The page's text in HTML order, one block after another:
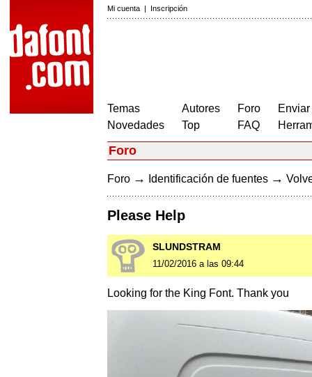
Mi cuenta | Inscripción
Temas
Novedades
Autores
Top
Foro
FAQ
Foro
Foro → Identificación de fuentes →
Please Help
SLUNDSTRAM
11/02/2016 a las 09:44
Looking for the King Font. Thank you